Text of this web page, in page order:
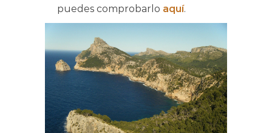
puedes comprobarlo aquí.